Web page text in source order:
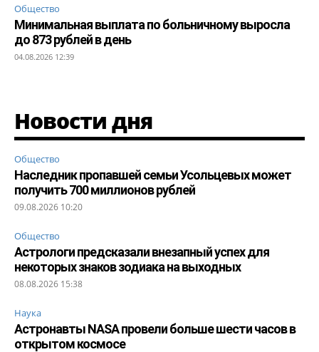
Общество
Минимальная выплата по больничному выросла
до 873 рублей в день
04.08.2026 12:39
Новости дня
Общество
Наследник пропавшей семьи Усольцевых может
получить 700 миллионов рублей
09.08.2026 10:20
Общество
Астрологи предсказали внезапный успех для
некоторых знаков зодиака на выходных
08.08.2026 15:38
Наука
Астронавты NASA провели больше шести часов в
открытом космосе